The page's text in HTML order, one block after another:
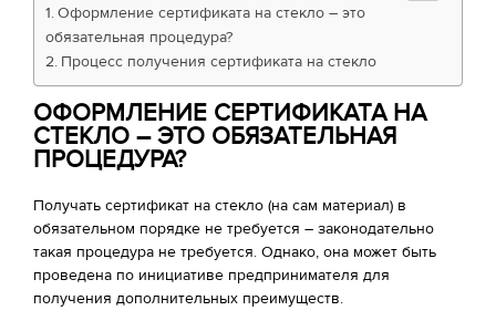
Оформление сертификата на стекло – это
обязательная процедура?
Процесс получения сертификата на стекло
ОФОРМЛЕНИЕ СЕРТИФИКАТА НА
СТЕКЛО – ЭТО ОБЯЗАТЕЛЬНАЯ
ПРОЦЕДУРА?
Получать сертификат на стекло (на сам материал) в
обязательном порядке не требуется – законодательно
такая процедура не требуется. Однако, она может быть
проведена по инициативе предпринимателя для
получения дополнительных преимуществ.